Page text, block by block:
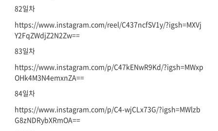
82일차
https://www.instagram.com/reel/C437ncfSV1y/?igsh=MXVj
Y2FqZWdjZ2N2Zw==
83일차
https://www.instagram.com/p/C47kENwR9Kd/?igsh=MWxp
OHk4M3N4emxnZA==
84일차
https://www.instagram.com/p/C4-wjCLx73G/?igsh=MWlzb
G8zNDRybXRmOA==